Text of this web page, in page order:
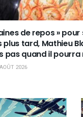
de repos »
tard, Mathieu
pas quand il pourra
2026